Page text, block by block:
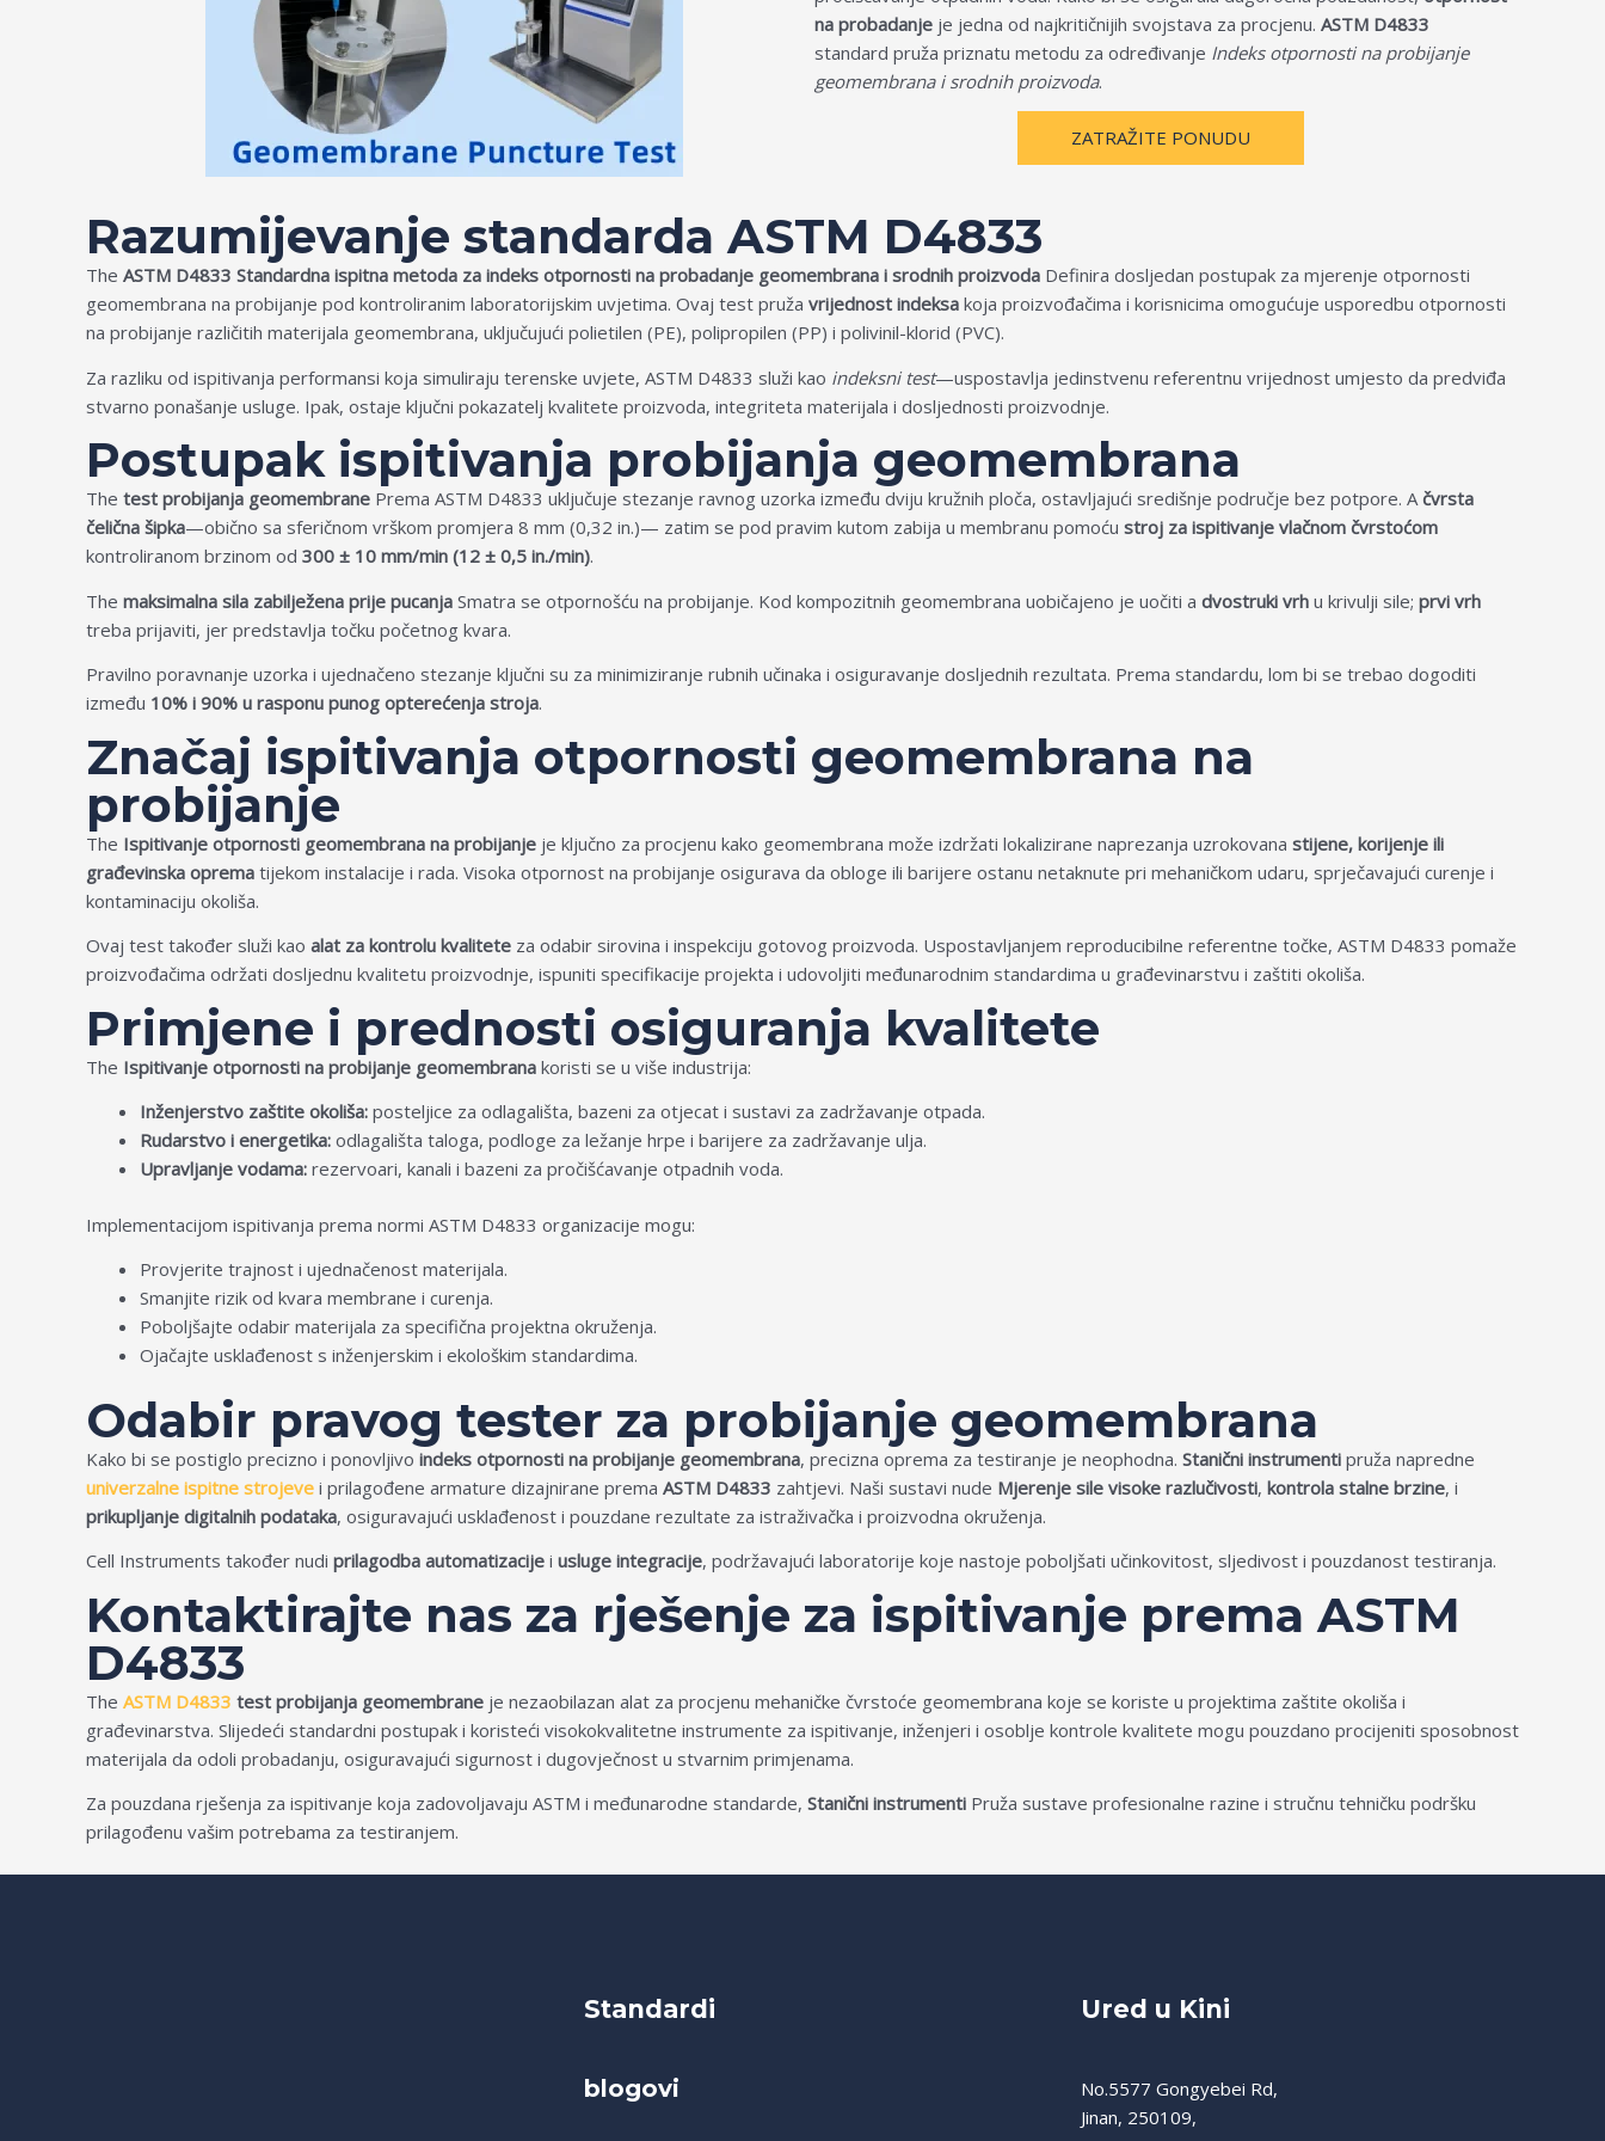
na probadanje je jedna od najkritičnijih svojstava za procjenu. ASTM D4833
standard pruža priznatu metodu za određivanje Indeks otpornosti na probijanje
geomembrana i srodnih proizvoda.
ZATRAŽITE PONUDU
Razumijevanje standarda ASTM D4833
The ASTM D4833 Standardna ispitna metoda za indeks otpornosti na probadanje geomembrana i srodnih proizvoda Definira dosljedan postupak za mjerenje otpornosti
geomembrana na probijanje pod kontroliranim laboratorijskim uvjetima. Ovaj test pruža vrijednost indeksa koja proizvođačima i korisnicima omogućuje usporedbu otpornosti
na probijanje različitih materijala geomembrana, uključujući polietilen (PE), polipropilen (PP) i polivinil-klorid (PVC).
Za razliku od ispitivanja performansi koja simuliraju terenske uvjete, ASTM D4833 služi kao indeksni test—uspostavlja jedinstvenu referentnu vrijednost umjesto da predviđa
stvarno ponašanje usluge. Ipak, ostaje ključni pokazatelj kvalitete proizvoda, integriteta materijala i dosljednosti proizvodnje.
Postupak ispitivanja probijanja geomembrana
The test probijanja geomembrane Prema ASTM D4833 uključuje stezanje ravnog uzorka između dviju kružnih ploča, ostavljajući središnje područje bez potpore. Ačvrsta
čelična šipka—obično sa sferičnom vrškom promjera 8 mm (0,32 in.)— zatim se pod pravim kutom zabija u membranu pomoću stroj za ispitivanje vlačnom čvrstoćom
kontroliranom brzinom od 300 ± 10 mm/min (12 ± 0,5 in./min).
The maksimalna sila zabilježena prije pucanja Smatra se otpornošću na probijanje. Kod kompozitnih geomembrana uobičajeno je uočiti a dvostruki vrh u krivulji sile; prvi vrh
treba prijaviti, jer predstavlja točku početnog kvara.
Pravilno poravnanje uzorka i ujednačeno stezanje ključni su za minimiziranje rubnih učinaka i osiguravanje dosljednih rezultata. Prema standardu, lom bi se trebao dogoditi
između 10% i 90% u rasponu punog opterećenja stroja.
Značaj ispitivanja otpornosti geomembrana na
probijanje
The Ispitivanje otpornosti geomembrana na probijanje je ključno za procjenu kako geomembrana može izdržati lokalizirane naprezanja uzrokovana stijene, korijenje ili
građevinska oprema tijekom instalacije i rada. Visoka otpornost na probijanje osigurava da obloge ili barijere ostanu netaknute pri mehaničkom udaru, sprječavajući curenje i
kontaminaciju okoliša.
Ovaj test također služi kao alat za kontrolu kvalitete za odabir sirovina i inspekciju gotovog proizvoda. Uspostavljanjem reproducibilne referentne točke, ASTM D4833 pomaže
proizvođačima održati dosljednu kvalitetu proizvodnje, ispuniti specifikacije projekta i udovoljiti međunarodnim standardima u građevinarstvu i zaštiti okoliša.
Primjene i prednosti osiguranja kvalitete
The Ispitivanje otpornosti na probijanje geomembrana koristi se u više industrija:
Inženjerstvo zaštite okoliša: posteljice za odlagališta, bazeni za otjecat i sustavi za zadržavanje otpada.
Rudarstvo i energetika: odlagališta taloga, podloge za ležanje hrpe i barijere za zadržavanje ulja.
Upravljanje vodama: rezervoari, kanali i bazeni za pročišćavanje otpadnih voda.
Implementacijom ispitivanja prema normi ASTM D4833 organizacije mogu:
Provjerite trajnost i ujednačenost materijala.
Smanjite rizik od kvara membrane i curenja.
Poboljšajte odabir materijala za specifična projektna okruženja.
Ojačajte usklađenost s inženjerskim i ekološkim standardima.
Odabir pravog tester za probijanje geomembrana
Kako bi se postiglo precizno i ponovljivo indeks otpornosti na probijanje geomembrana, precizna oprema za testiranje je neophodna. Stanični instrumenti pruža napredne
univerzalne ispitne strojeve i prilagođene armature dizajnirane prema ASTM D4833 zahtjevi. Naši sustavi nude Mjerenje sile visoke razlučivosti, kontrola stalne brzine, i
prikupljanje digitalnih podataka, osiguravajući usklađenost i pouzdane rezultate za istraživačka i proizvodna okruženja.
Cell Instruments također nudi prilagodba automatizacije i usluge integracije, podržavajući laboratorije koje nastoje poboljšati učinkovitost, sljedivost i pouzdanost testiranja.
Kontaktirajte nas za rješenje za ispitivanje prema ASTM
D4833
The ASTM D4833 test probijanja geomembrane je nezaobilazan alat za procjenu mehaničke čvrstoće geomembrana koje se koriste u projektima zaštite okoliša i
građevinarstva. Slijedeći standardni postupak i koristeći visokokvalitetne instrumente za ispitivanje, inženjeri i osoblje kontrole kvalitete mogu pouzdano procijeniti sposobnost
materijala da odoli probadanju, osiguravajući sigurnost i dugovječnost u stvarnim primjenama.
Za pouzdana rješenja za ispitivanje koja zadovoljavaju ASTM i međunarodne standarde, Stanični instrumenti Pruža sustave profesionalne razine i stručnu tehničku podršku
prilagođenu vašim potrebama za testiranjem.
Standardi
blogovi
Ured u Kini
No.5577 Gongyebei Rd,
Jinan, 250109,